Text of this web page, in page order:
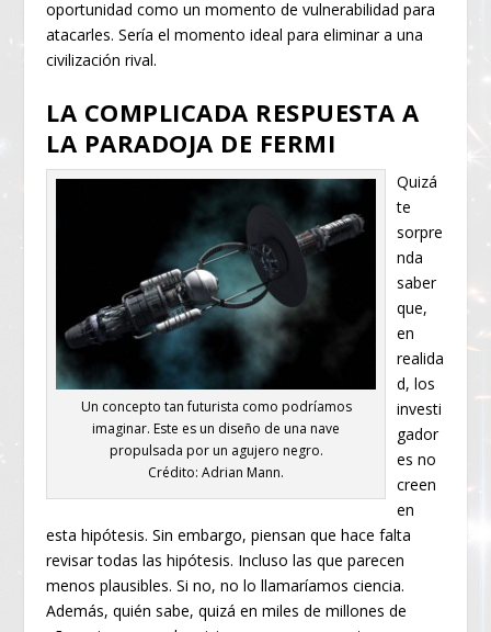
oportunidad como un momento de vulnerabilidad para
atacarles. Sería el momento ideal para eliminar a una
civilización rival.
LA COMPLICADA RESPUESTA A
LA PARADOJA DE FERMI
Un concepto tan futurista como podríamos
imaginar. Este es un diseño de una nave
propulsada por un agujero negro.
Crédito: Adrian Mann.
Quizá
te
sorpre
nda
saber
que,
en
realida
d, los
investi
gador
es no
creen
en
esta hipótesis. Sin embargo, piensan que hace falta
revisar todas las hipótesis. Incluso las que parecen
menos plausibles. Si no, no lo llamaríamos ciencia.
Además, quién sabe, quizá en miles de millones de